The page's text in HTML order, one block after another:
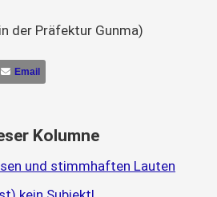
der Präfektur Gunma)
Email
Kolumne
und stimmhaften Lauten